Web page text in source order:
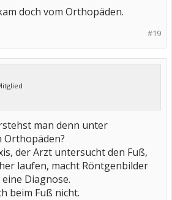
doch vom Orthopäden.
#19
man denn unter
Orthopäden?
der Arzt untersucht den Fuß,
laufen, macht Röntgenbilder
Diagnose.
beim Fuß nicht.